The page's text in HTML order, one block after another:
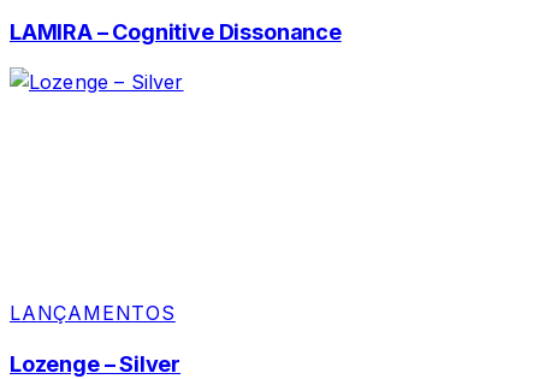
LAMIRA – Cognitive Dissonance
LANÇAMENTOS
Lozenge – Silver